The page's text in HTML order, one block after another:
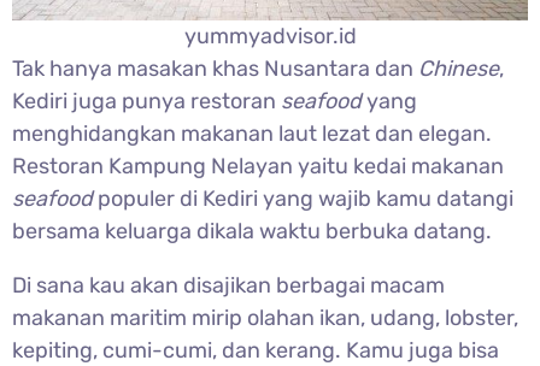
yummyadvisor.id
Tak hanya masakan khas Nusantara dan Chinese,
Kediri juga punya restoran seafoodyang
menghidangkan makanan laut lezat dan elegan.
Restoran Kampung Nelayan yaitu kedai makanan
seafoodpopuler di Kediri yang wajib kamu datangi
bersama keluarga dikala waktu berbuka datang.
Di sana kau akan disajikan berbagai macam
makanan maritim mirip olahan ikan, udang, lobster,
kepiting, cumi-cumi, dan kerang. Kamu juga bisa